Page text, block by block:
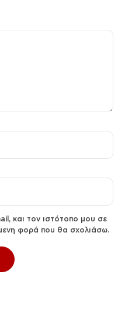
και τον ιστότοπο μου σε
φορά που θα σχολιάσω.